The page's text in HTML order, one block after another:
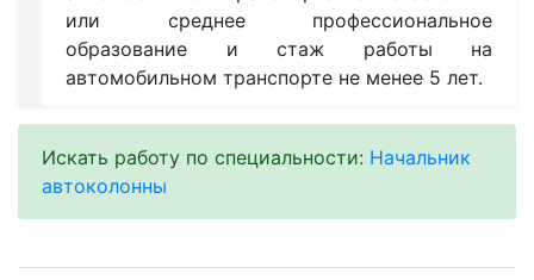
или среднее профессиональное
образование и стаж работы на
автомобильном транспорте не менее 5 лет.
Искать работу по специальности: Начальник
автоколонны